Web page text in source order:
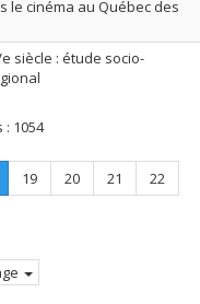
le cinéma au Québec des
siècle : étude socio-
: 1054
Page
19 Page
20 Page
21 Page
22